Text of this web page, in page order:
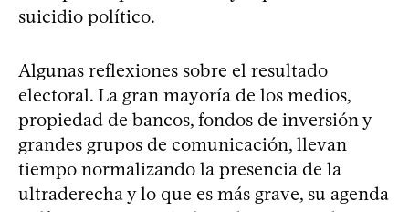
suicidio político.
Algunas reflexiones sobre el resultado
electoral. La gran mayoría de los medios,
propiedad de bancos, fondos de inversión y
grandes grupos de comunicación, llevan
tiempo normalizando la presencia de la
ultraderecha y lo que es más grave, su agenda